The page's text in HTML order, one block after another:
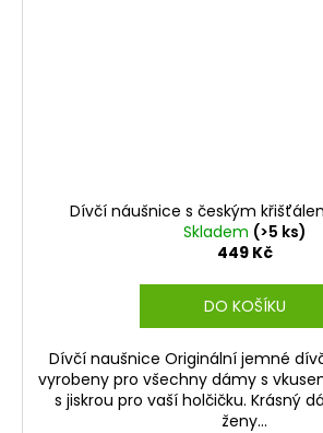
Dívčí náušnice s českým
Skladem (>5 ks)
449 Kč
DO KOŠÍKU
Dívčí naušnice Originální jemné
vyrobeny pro všechny dámy s
s jiskrou pro vaší holčičku. Krásný
ženy...